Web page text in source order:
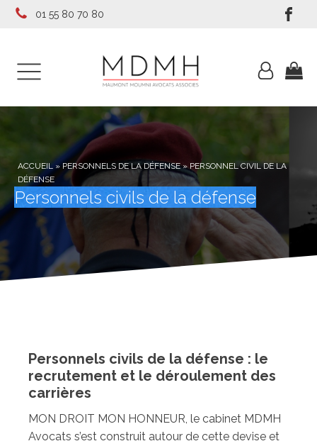
01 55 80 70 80
ACCUEIL »PERSONNELS DE LA DÉFENSE» PERSONNEL CIVIL DE LA
DÉFENSE
Personnels civils de la défense
Personnels civils de la défense : le
recrutement et le déroulement des
carrières
MON DROIT MON HONNEUR, le cabinet MDMH
Avocats s’est construit autour de cette devise et